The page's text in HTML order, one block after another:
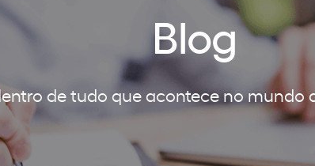
Blog
de tudo que acontece no mundo